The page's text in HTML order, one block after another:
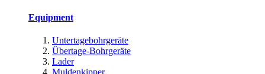
Equipment
Untertagebohrgeräte
Übertage-Bohrgeräte
Lader